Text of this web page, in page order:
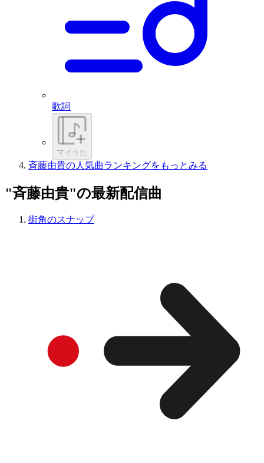
歌詞
マイうた
斉藤由貴の人気曲ランキングをもっとみる
"斉藤由貴"の最新配信曲
街角のスナップ